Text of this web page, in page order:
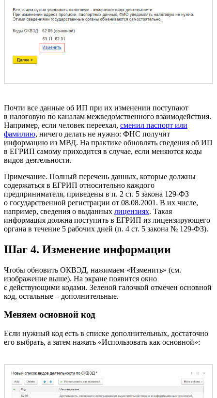
Почти все данные об ИП при их изменении поступают
в налоговую по каналам межведомственного взаимодействия.
Например, если человек переехал, сменил паспорт или
фамилию, ничего делать не нужно: ФНС получит
информацию из МВД. На практике обновлять сведения об ИП
в ЕГРИП самому приходится в случае, если меняются коды
видов деятельности.
Примечание. Полный перечень данных, которые должны
содержаться в ЕГРИП относительно каждого
предпринимателя, приведены в п. 2 ст. 5 закона 129-ФЗ
о государственной регистрации от 08.08.2001. В их числе,
например, сведения о выданных лицензиях. Такая
информация должна поступить в ЕГРИП из лицензирующего
органа в течение 5 рабочих дней (п. 4 ст. 5 закона № 129-ФЗ).
Шаг 4. Изменение информации
Чтобы обновить ОКВЭД, нажимаем «Изменить» (см.
изображение выше). На экране появится окно
с действующими кодами. Зеленой галочкой отмечен основной
код, остальные – дополнительные.
Меняем основной код
Если нужный код есть в списке дополнительных, достаточно
его выбрать, а затем нажать «Использовать как основной»: